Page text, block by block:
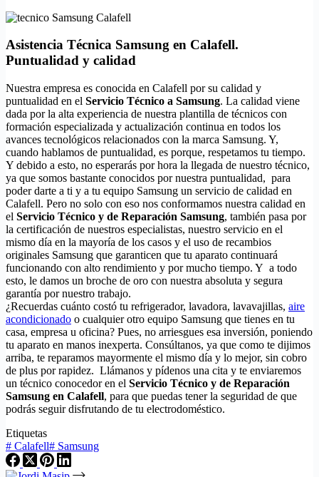
Asistencia Técnica Samsung en Calafell.
Puntualidad y calidad
Nuestra empresa es conocida en Calafell por su calidad y
puntualidad en el Servicio Técnico a Samsung. La calidad viene
dada por la alta experiencia de nuestra plantilla de técnicos con
formación especializada y actualización continua en todos los
avances tecnológicos relacionados con la marca Samsung. Y,
cuando hablamos de puntualidad, es porque, respetamos tu tiempo.
Y debido a esto, no esperarás por hora la llegada de nuestro técnico,
ya que somos bastante conocidos por nuestra puntualidad, para
poder darte a ti y a tu equipo Samsung un servicio de calidad en
Calafell. Pero no solo con eso nos conformamos nuestra calidad en
el Servicio Técnico y de Reparación Samsung, también pasa por
la certificación de nuestros especialistas, nuestro servicio en el
mismo día en la mayoría de los casos y el uso de recambios
originales Samsung que garanticen que tu aparato continuará
funcionando con alto rendimiento y por mucho tiempo. Y a todo
esto, le damos un broche de oro con nuestra absoluta y segura
garantía por nuestro trabajo.
¿Recuerdas cuánto costó tu refrigerador, lavadora, lavavajillas, aire
acondicionado o cualquier otro equipo Samsung que tienes en tu
casa, empresa u oficina? Pues, no arriesgues esa inversión, poniendo
tu aparato en manos inexperta. Consúltanos, ya que como te dijimos
arriba, te reparamos mayormente el mismo día y lo mejor, sin cobro
de plus por rapidez. Llámanos y pídenos una cita y te enviaremos
un técnico conocedor en el Servicio Técnico y de Reparación
Samsung en Calafell, para que puedas tener la seguridad de que
podrás seguir disfrutando de tu electrodoméstico.
Etiquetas
# Calafell# Samsung